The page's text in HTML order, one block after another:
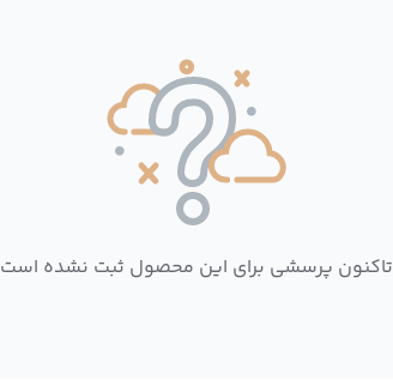
تاکنون پرسشی برای این محصول ثبت نشده است